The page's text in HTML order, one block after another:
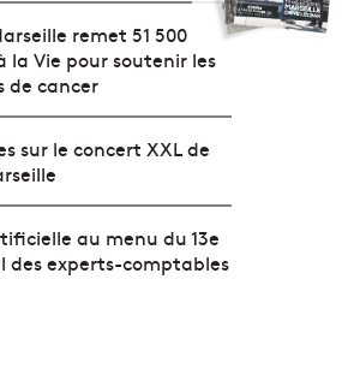
remet 51 500
la Vie pour soutenir les
cancer
sur le concert XXL de
au menu du 13e
des experts-comptables